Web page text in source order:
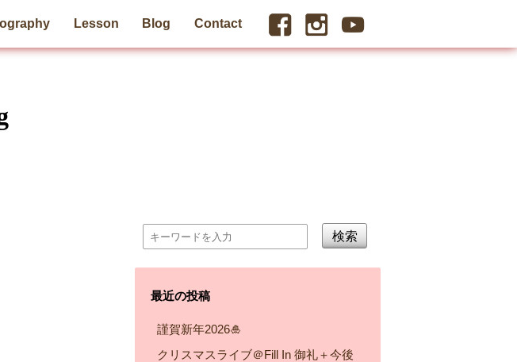
Lesson Blog Contact
検索
最近の投稿
謹賀新年2026🎍
クリスマスライブ＠Fill In 御礼＋今後